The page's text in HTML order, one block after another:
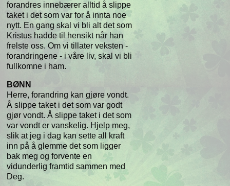
forandres innebærer alltid å slippe
taket i det som var for å innta noe
nytt. En gang skal vi bli alt det som
Kristus hadde til hensikt når han
frelste oss. Om vi tillater veksten -
forandringene - i våre liv, skal vi bli
fullkomne i ham.
BØNN
Herre, forandring kan gjøre vondt.
Å slippe taket i det som var godt
gjør vondt. Å slippe taket i det som
var vondt er vanskelig. Hjelp meg,
slik at jeg i dag kan sette all kraft
inn på å glemme det som ligger
bak meg og forvente en
vidunderlig framtid sammen med
Deg.